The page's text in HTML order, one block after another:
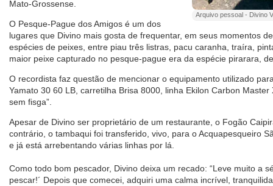
Arquivo pessoal - Divino
Mato-Grossense.
O Pesque-Pague dos Amigos é um dos
lugares que Divino mais gosta de frequentar, em seus momentos
espécies de peixes, entre piau três listras, pacu caranha, traíra,
maior peixe capturado no pesque-pague era da espécie pirarara,
O recordista faz questão de mencionar o equipamento utilizado
Yamato 30 60 LB, carretilha Brisa 8000, linha Ekilon Carbon
sem fisga”.
Apesar de Divino ser proprietário de um restaurante, o Fogão
contrário, o tambaqui foi transferido, vivo, para o Acquapesqueiro
e já está arrebentando várias linhas por lá.
Como todo bom pescador, Divino deixa um recado: “Leve muito a
pescar!´ Depois que comecei, adquiri uma calma incrível,